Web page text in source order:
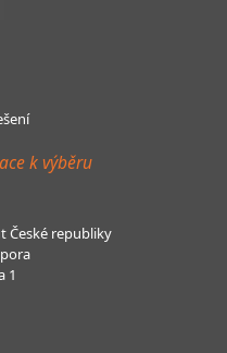
k výběru
České republiky
1